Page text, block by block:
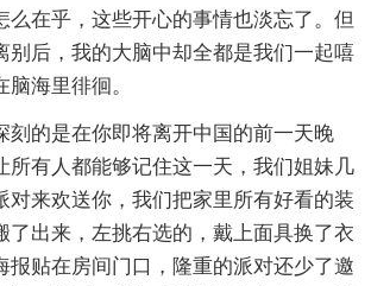
么在乎，这些开心的事情也淡忘了。但
别后，我的大脑中却全都是我们一起嘻
海里徘徊。
刻的是在你即将离开中国的前一天晚
所有人都能够记住这一天，我们姐妹几
对来欢送你，我们把家里所有好看的装
了出来，左挑右选的，戴上面具换了衣
报贴在房间门口，隆重的派对还少了邀